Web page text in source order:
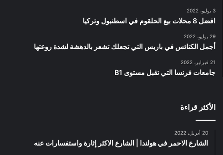
3 يوليو، 2022
افضل 8 محلات بيع الحلقوم في اسطنبول وتركيا
29 يوليو، 2022
أجمل الكنائس في باريس التي تجعلك تشعر بالدهشة لشدة روعتها
21 فبراير، 2022
جامعات فرنسا التي تقبل مستوى B1
الأكثر قراءة
20 أبريل، 2022
الشارع الاحمر في هولندا | الشارع الاكثر إثارة واستفسارات عنه